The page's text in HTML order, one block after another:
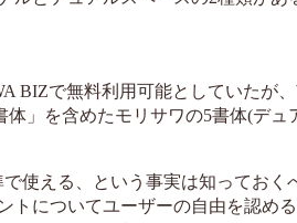
BIZで無料利用可能としていたが、
」を含めたモリサワの5書体(デュ
使える、という事実は知っておく
トについてユーザーの自由を認め